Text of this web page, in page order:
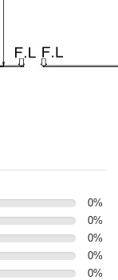
0%
0%
0%
0%
0%